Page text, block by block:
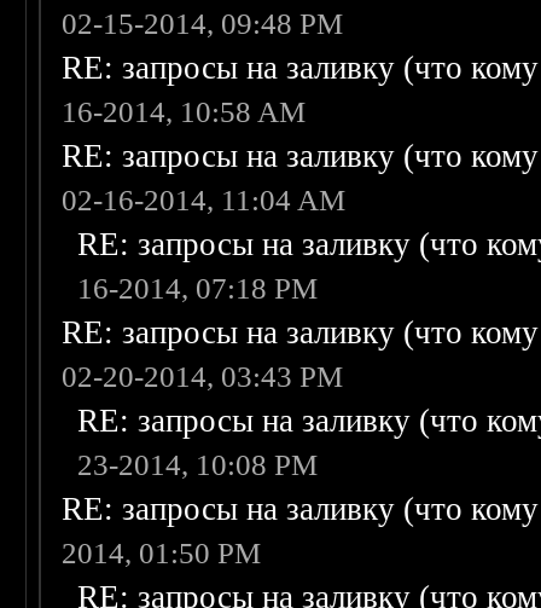
02-15-2014, 09:48 PM
RE: запросы на заливку (что
16-2014, 10:58 AM
RE: запросы на заливку (что
02-16-2014, 11:04 AM
RE: запросы на заливку (что
16-2014, 07:18 PM
RE: запросы на заливку (что
02-20-2014, 03:43 PM
RE: запросы на заливку (что
23-2014, 10:08 PM
RE: запросы на заливку (что
2014, 01:50 PM
RE: запросы на заливку (что